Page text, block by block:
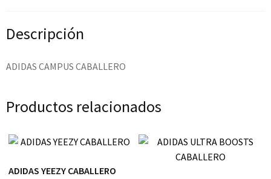
Descripción
ADIDAS CAMPUS CABALLERO
Productos relacionados
ADIDAS YEEZY CABALLERO